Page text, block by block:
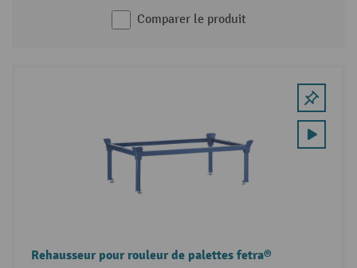
Comparer le produit
Rehausseur pour rouleur de palettes fetra®